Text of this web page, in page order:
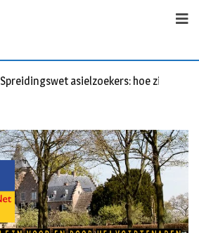
Spreidingswet asielzoekers: hoe zit dat?